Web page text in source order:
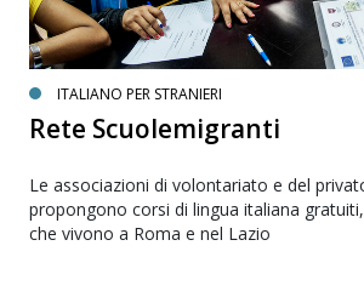
ITALIANO PER STRANIERI
Rete Scuolemigranti
Le associazioni di volontariato e del
propongono corsi di lingua italiana
che vivono a Roma e nel Lazio